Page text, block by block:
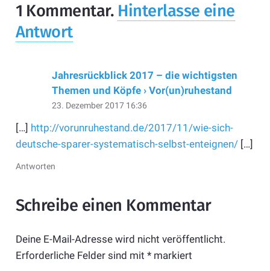
1 Kommentar. Hinterlasse eine
Antwort
Jahresrückblick 2017 – die wichtigsten
Themen und Köpfe › Vor(un)ruhestand
23. Dezember 2017 16:36
[…] http://vorunruhestand.de/2017/11/wie-sich-
deutsche-sparer-systematisch-selbst-enteignen/[…]
Antworten
Schreibe einen Kommentar
Deine E-Mail-Adresse wird nicht veröffentlicht.
Erforderliche Felder sind mit *markiert